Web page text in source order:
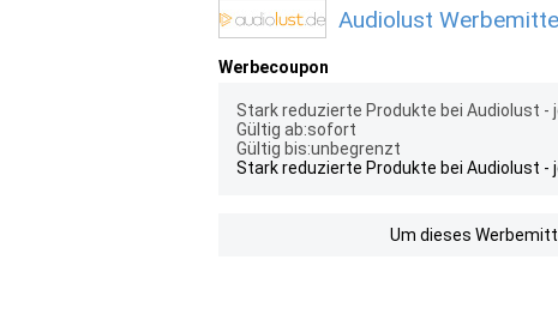
Audiolust
Werbecoupon
Stark reduzierte Produkte bei Audiolust
Gültig ab:sofort
Gültig bis:unbegrenzt
Stark reduzierte Produkte bei Audiolust
Um dieses